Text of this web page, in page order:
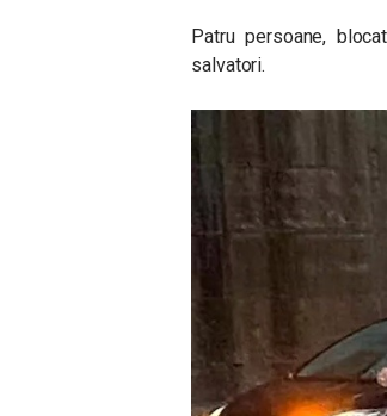
Patru persoane,
salvatori.